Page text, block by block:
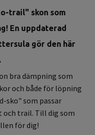
trail" skon som
En uppdaterad
gör den här
bra dämpning som
och både för löpning
sko" som passar
trail. Till dig som
för dig!